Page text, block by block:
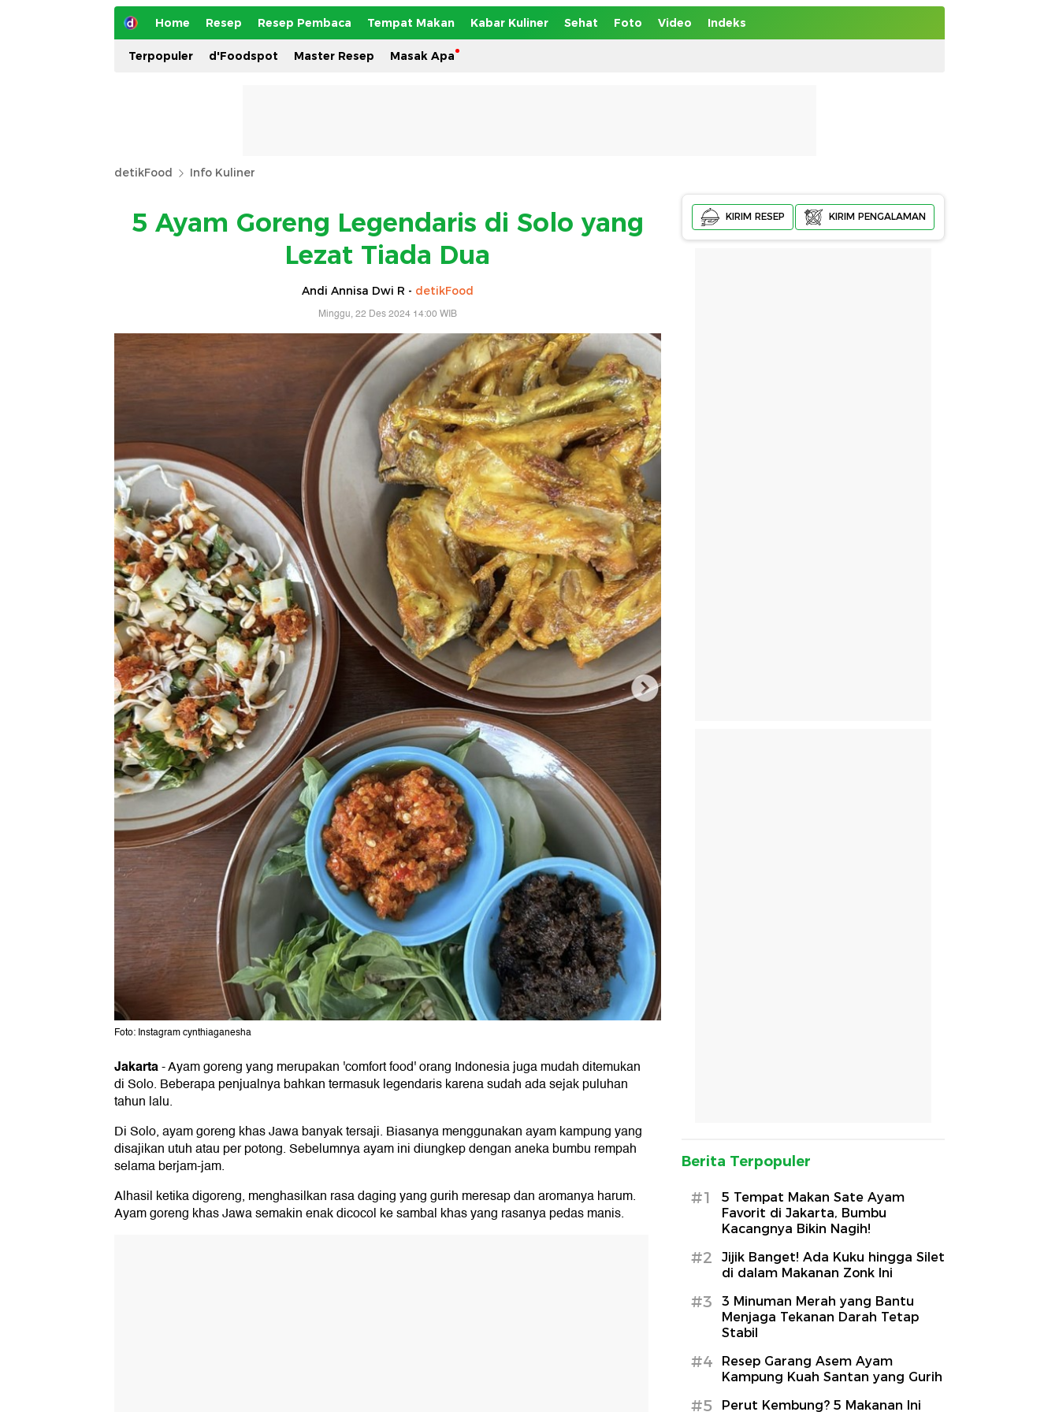
Home Resep Resep Pembaca Tempat Makan Kabar Kuliner Sehat Foto Video Indeks
Terpopuler d'Foodspot Master Resep Masak Apa
detikFood Info Kuliner
5 Ayam Goreng Legendaris di Solo yang
Lezat Tiada Dua
Andi Annisa Dwi R - detikFood
Minggu, 22 Des 2024 14:00 WIB
Foto: Instagram cynthiaganesha
Jakarta-Ayam goreng yang merupakan 'comfort food' orang Indonesia juga mudah ditemukan
di Solo. Beberapa penjualnya bahkan termasuk legendaris karena sudah ada sejak puluhan
tahun lalu.
Di Solo, ayam goreng khas Jawa banyak tersaji. Biasanya menggunakan ayam kampung yang
disajikan utuh atau per potong. Sebelumnya ayam ini diungkep dengan aneka bumbu rempah
selama berjam-jam.
Alhasil ketika digoreng, menghasilkan rasa daging yang gurih meresap dan aromanya harum.
Ayam goreng khas Jawa semakin enak dicocol ke sambal khas yang rasanya pedas manis.
KIRIM RESEP KIRIM PENGALAMAN
Berita Terpopuler
#1
5 Tempat Makan Sate Ayam
Favorit di Jakarta, Bumbu
Kacangnya Bikin Nagih!
#2
Jijik Banget! Ada Kuku hingga Silet
di dalam Makanan Zonk Ini
#3
3 Minuman Merah yang Bantu
Menjaga Tekanan Darah Tetap
Stabil
#4
Resep Garang Asem Ayam
Kampung Kuah Santan yang Gurih
#5
Perut Kembung? 5 Makanan Ini